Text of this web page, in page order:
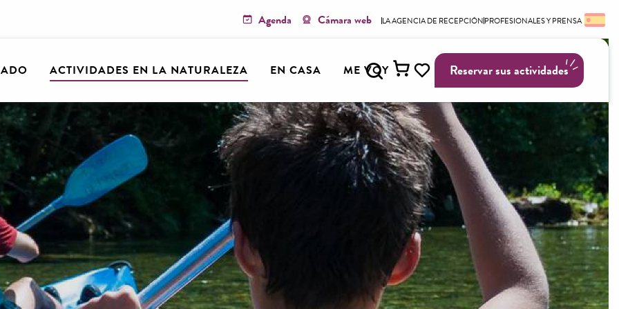
Reservar sus actividades
Voir les favoris
Buscar
Agenda Cámara web LA AGENCIA DE RECEPCIÓNPROFESIONALES Y PRENSA
ACTIVIDADES EN LA NATURALEZA EN CASA ME VOY